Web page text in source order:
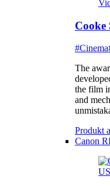
Cooke
#Cinema
The
the film
and
Produkt
Canon